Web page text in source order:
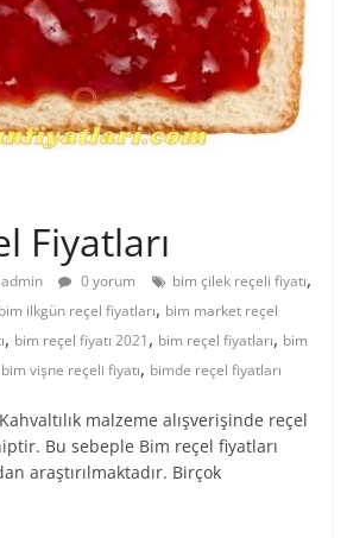
Fiyatları
admin 0 yorum bim çilek reçeli fiyatı,
bim ilkgün reçel fiyatları, bim market reçel
, bim reçel fiyatı 2021, bim reçel fiyatları, bim
bim vişne reçeli fiyatı, bimde reçel fiyatları
malzeme alışverişinde reçel
Bu sebeple Bim reçel fiyatları
araştırılmaktadır. Birçok